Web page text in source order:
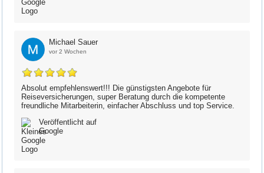
Michael Sauer
vor 2 Wochen
Absolut empfehlenswert!!! Die günstigsten Angebote für
Reiseversicherungen, super Beratung durch die kompetente
freundliche Mitarbeiterin, einfacher Abschluss und top Service.
Veröffentlicht auf
Google